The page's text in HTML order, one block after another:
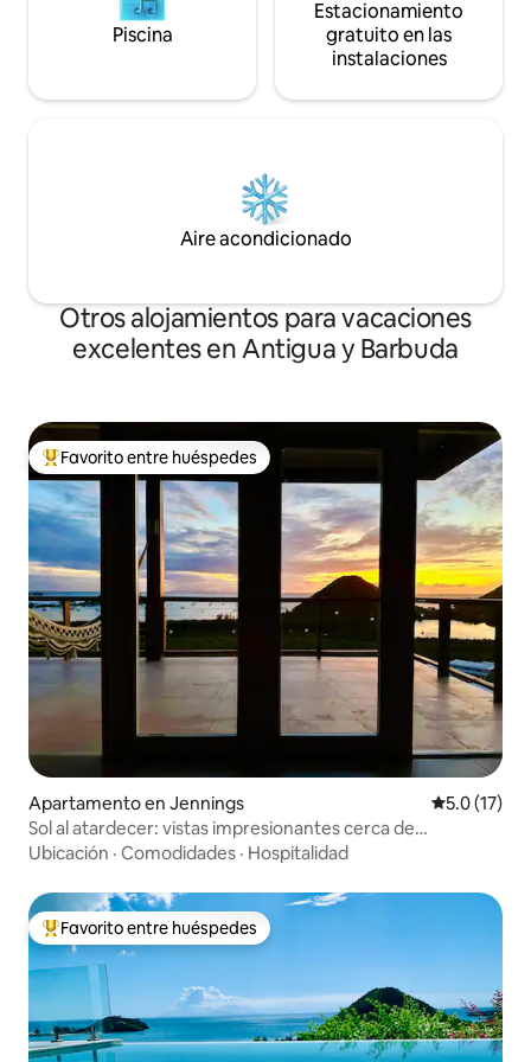
Piscina
Estacionamiento
gratuito en las
instalaciones
Aire acondicionado
Otros alojamientos para vacaciones
excelentes en Antigua y Barbuda
Favorito entre huéspedes preferido
Favorito entre huéspedes
Apartamento en Jennings Calificación
5.0 (17)
Sol al atardecer: vistas impresionantes cerca de
Hermitage Bay
Ubicación · Comodidades · Hospitalidad
Favorito entre huéspedes preferido
Favorito entre huéspedes